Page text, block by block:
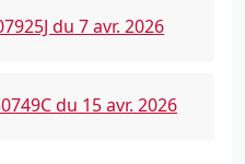
du 7 avr. 2026
du 15 avr. 2026